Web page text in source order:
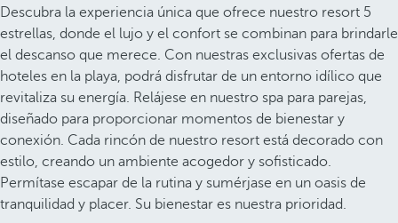
Descubra la experiencia única que ofrece nuestro resort 5
estrellas, donde el lujo y el confort se combinan para brindarle
el descanso que merece. Con nuestras exclusivas ofertas de
hoteles en la playa, podrá disfrutar de un entorno idílico que
revitaliza su energía. Relájese en nuestro spa para parejas,
diseñado para proporcionar momentos de bienestar y
conexión. Cada rincón de nuestro resort está decorado con
estilo, creando un ambiente acogedor y sofisticado.
Permítase escapar de la rutina y sumérjase en un oasis de
tranquilidad y placer. Su bienestar es nuestra prioridad.